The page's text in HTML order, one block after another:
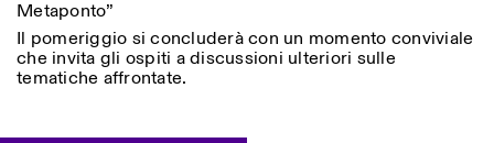
Thursday: 11:00-20:00
Saturday: 14:00-18:00
Metaponto”
Il pomeriggio si concluderà con un momento conviviale
che invita gli ospiti a discussioni ulteriori sulle
tematiche affrontate.